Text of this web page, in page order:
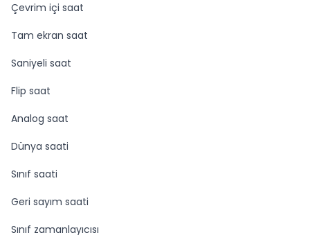
Çevrim içi saat
Tam ekran saat
Saniyeli saat
Flip saat
Analog saat
Dünya saati
Sınıf saati
Geri sayım saati
Sınıf zamanlayıcısı